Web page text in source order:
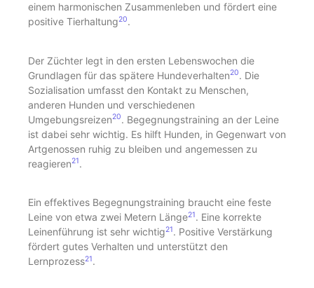
einem harmonischen Zusammenleben und fördert eine
positive Tierhaltung20.
Der Züchter legt in den ersten Lebenswochen die
Grundlagen für das spätere Hundeverhalten20. Die
Sozialisation umfasst den Kontakt zu Menschen,
anderen Hunden und verschiedenen
Umgebungsreizen20. Begegnungstraining an der Leine
ist dabei sehr wichtig. Es hilft Hunden, in Gegenwart von
Artgenossen ruhig zu bleiben und angemessen zu
reagieren21.
Ein effektives Begegnungstraining braucht eine feste
Leine von etwa zwei Metern Länge21. Eine korrekte
Leinenführung ist sehr wichtig21. Positive Verstärkung
fördert gutes Verhalten und unterstützt den
Lernprozess21.